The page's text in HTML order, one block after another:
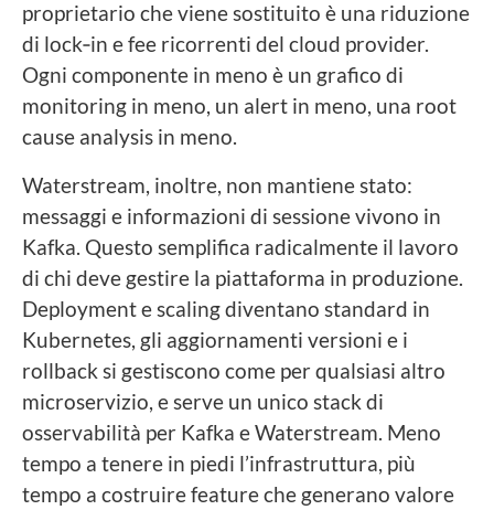
proprietario che viene sostituito è una riduzione
di lock‑in e fee ricorrenti del cloud provider.
Ogni componente in meno è un grafico di
monitoring in meno, un alert in meno, una root
cause analysis in meno.
Waterstream, inoltre, non mantiene stato:
messaggi e informazioni di sessione vivono in
Kafka. Questo semplifica radicalmente il lavoro
di chi deve gestire la piattaforma in produzione.
Deployment e scaling diventano standard in
Kubernetes, gli aggiornamenti versioni e i
rollback si gestiscono come per qualsiasi altro
microservizio, e serve un unico stack di
osservabilità per Kafka e Waterstream. Meno
tempo a tenere in piedi l’infrastruttura, più
tempo a costruire feature che generano valore